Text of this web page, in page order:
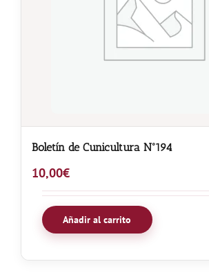
Boletín de Cunicultura Nº194
10,00€
Añadir al carrito